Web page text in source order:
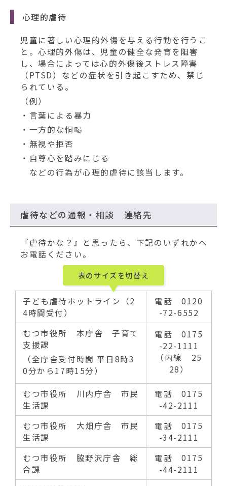
心理的虐待
児童に著しい心理的外傷を与える行動を行うこ
と。心理的外傷は、児童の健全な発育を阻害
し、場合によっては心的外傷後ストレス障害
（PTSD）などの症状を引き起こすため、禁じ
られている。
（例）
・言葉による暴力
・一方的な恫喝
・無視や拒否
・自尊心を踏みにじる
などの行為が心理的虐待に該当します。
虐待などの通報・相談 連絡先
『虐待かな？』と思ったら、下記のいずれかへ
お電話ください。
表のサイズを切替え
子ども虐待ホットライン（2
4時間受付）
電話 0120
-72-6552
むつ市役所 本庁舎 子育て
支援課
（全庁舎受付時間 平日8時3
0分から17時15分）
電話 0175
-22-1111
（内線 25
28）
むつ市役所 川内庁舎 市民
生活課
電話 0175
-42-2111
むつ市役所 大畑庁舎 市民
生活課
電話 0175
-34-2111
むつ市役所 脇野沢庁舎 総
合課
電話 0175
-44-2111